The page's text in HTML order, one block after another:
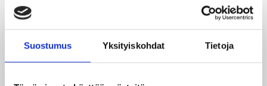
Suostumus Yksityiskohdat Tietoja
Lisätietoja: